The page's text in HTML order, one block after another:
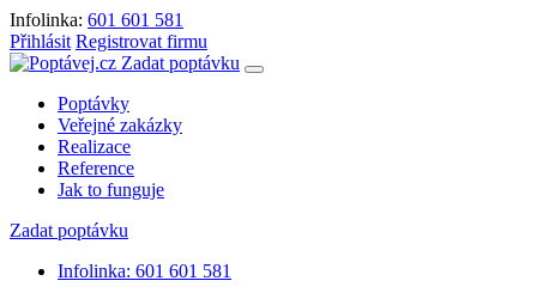
Infolinka: 601 601 581
Přihlásit Registrovat firmu
Zadat poptávku
Poptávky
Veřejné zakázky
Realizace
Reference
Jak to funguje
Zadat poptávku
Infolinka: 601 601 581